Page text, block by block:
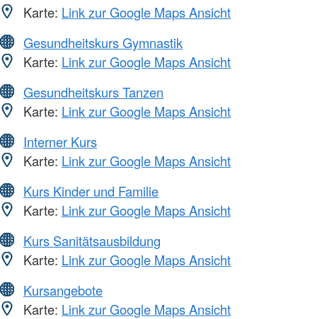
Karte: Link zur Google Maps Ansicht
Gesundheitskurs Gymnastik
Karte: Link zur Google Maps Ansicht
Gesundheitskurs Tanzen
Karte: Link zur Google Maps Ansicht
Interner Kurs
Karte: Link zur Google Maps Ansicht
Kurs Kinder und Familie
Karte: Link zur Google Maps Ansicht
Kurs Sanitätsausbildung
Karte: Link zur Google Maps Ansicht
Kursangebote
Karte: Link zur Google Maps Ansicht